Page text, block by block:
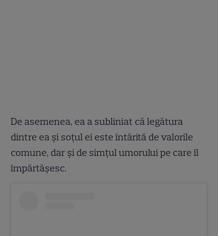
De asemenea, ea a subliniat că legătura
dintre ea și soțul ei este întărită de valorile
comune, dar și de simțul umorului pe care îl
împărtășesc.